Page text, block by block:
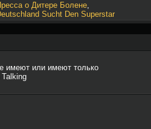
о Дитере Болене,
Sucht Den Superstar
имеют или имеют только